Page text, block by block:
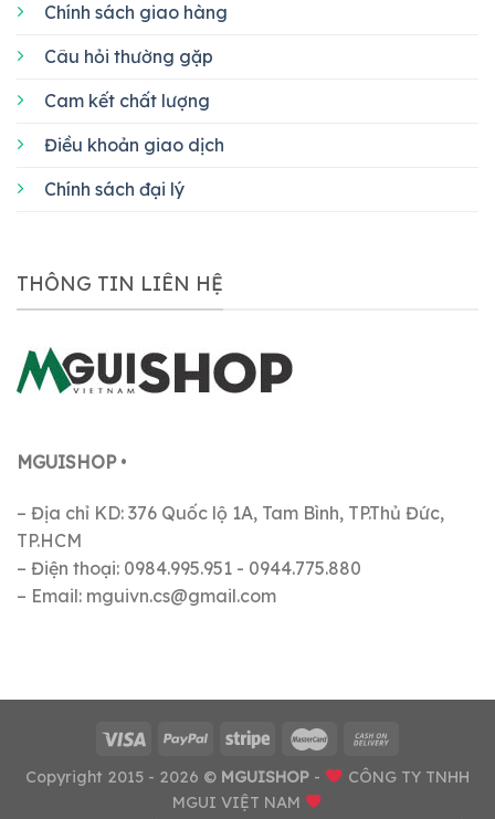
Chính sách giao hàng
Câu hỏi thường gặp
Cam kết chất lượng
Điều khoản giao dịch
Chính sách đại lý
THÔNG TIN LIÊN HỆ
MGUISHOP•
– Địa chỉ KD: 376 Quốc lộ 1A, Tam Bình, TP.Thủ Đức,
TP.HCM
– Điện thoại: 0984.995.951 - 0944.775.880
– Email: mguivn.cs@gmail.com
Copyright 2015 - 2026 © MGUISHOP -
CÔNG TY TNHH
MGUI VIỆT NAM